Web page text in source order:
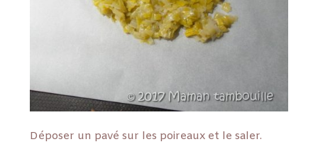
Déposer un pavé sur les poireaux et le saler.